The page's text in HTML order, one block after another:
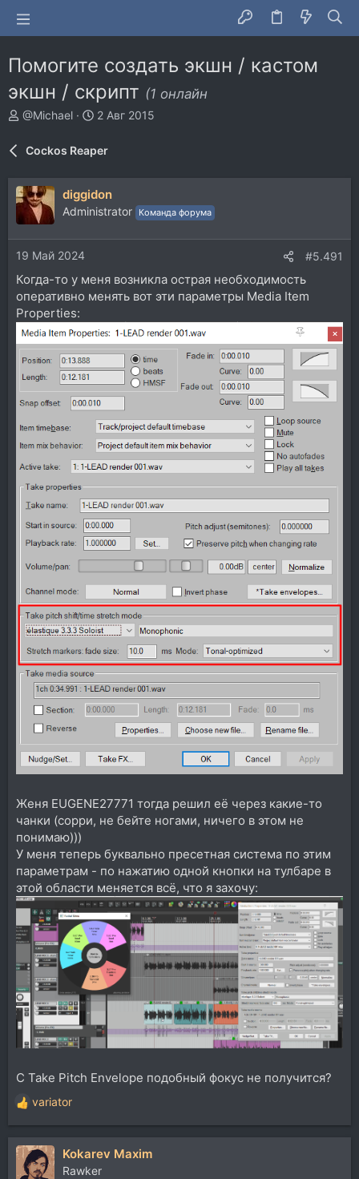
Помогите создать экшн / кастом
экшн / скрипт (1 онлайн
А
т
р
т
е
м
@Michael
Д
н
а
ч
2 Авг 2015
Cockos Reaper
diggidon
Administrator Команда форума
19 Май 2024 #5.491
Когда-то у меня возникла острая необходимость
оперативно менять вот эти параметры Media Item
Properties:
Женя EUGENE27771 тогда решил её через какие-то
чанки (сорри, не бейте ногами, ничего в этом не
понимаю)))
У меня теперь буквально пресетная система по этим
параметрам - по нажатию одной кнопки на тулбаре в
этой области меняется всё, что я захочу:
С Take Pitch Envelope подобный фокус не получится?
Р
е
а
к
variator
Kokarev Maxim
Rawker